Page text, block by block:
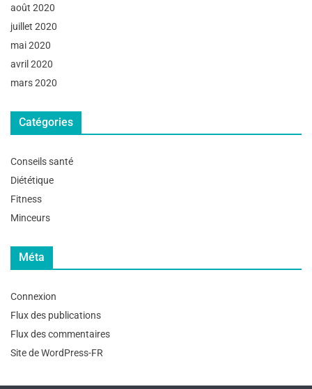
août 2020
juillet 2020
mai 2020
avril 2020
mars 2020
Catégories
Conseils santé
Diététique
Fitness
Minceurs
Méta
Connexion
Flux des publications
Flux des commentaires
Site de WordPress-FR